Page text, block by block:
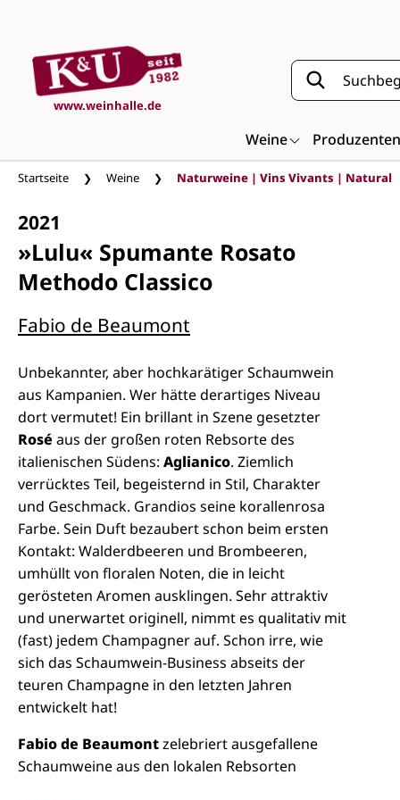
www.weinhalle.de
Weine Produzenten
Startseite Weine Naturweine | Vins Vivants | Natural
2021
»Lulu« Spumante Rosato
Methodo Classico
Fabio de Beaumont
Unbekannter, aber hochkarätiger Schaumwein
aus Kampanien. Wer hätte derartiges Niveau
dort vermutet! Ein brillant in Szene gesetzter
Rosé aus der großen roten Rebsorte des
italienischen Südens: Aglianico. Ziemlich
verrücktes Teil, begeisternd in Stil, Charakter
und Geschmack. Grandios seine korallenrosa
Farbe. Sein Duft bezaubert schon beim ersten
Kontakt: Walderdbeeren und Brombeeren,
umhüllt von floralen Noten, die in leicht
gerösteten Aromen ausklingen. Sehr attraktiv
und unerwartet originell, nimmt es qualitativ mit
(fast) jedem Champagner auf. Schon irre, wie
sich das Schaumwein-Business abseits der
teuren Champagne in den letzten Jahren
entwickelt hat!
Fabio de Beaumontzelebriert ausgefallene
Schaumweine aus den lokalen Rebsorten